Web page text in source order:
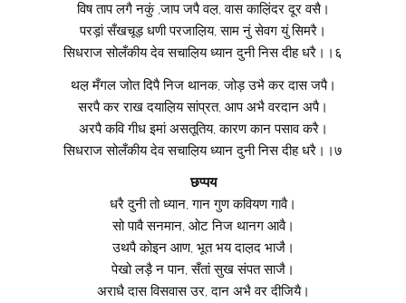
विष ताप लगै नकुं ,जाप जपै वल़, वास काल़िंदर दूर वसै।
परड़ा़ं सँखचूड़ धणी परजाल़िय, साम नुं सेवग युं सिमरै।
सिधराज सोलँकीय देव सचाल़िय ध्यान दुनी निस दीह धरै।।६
थल़ मँगल जोत दिपै निज थानक, जोड़ उभै कर दास जपै।
सरपै कर राख दयाल़िय सांप्रत, आप अभै वरदान अपै।
अरपै कवि गीध इमां असतूतिय, कारण कान पसाव करै।
सिधराज सोलँकीय देव सचाल़िय ध्यान दुनी निस दीह धरै।।७
छप्पय
धरै दुनी तो ध्यान, गान गुण कवियण गावै।
सो पावै सनमान, ओट निज थानग आवै।
उथपै कोइन आण, भूत भय दाल़द भाजै।
पेखो लड़ै न पान, सँतां सुख संपत साजै।
अराधै दास विसवास उर, दान अभै वर दीजियै।